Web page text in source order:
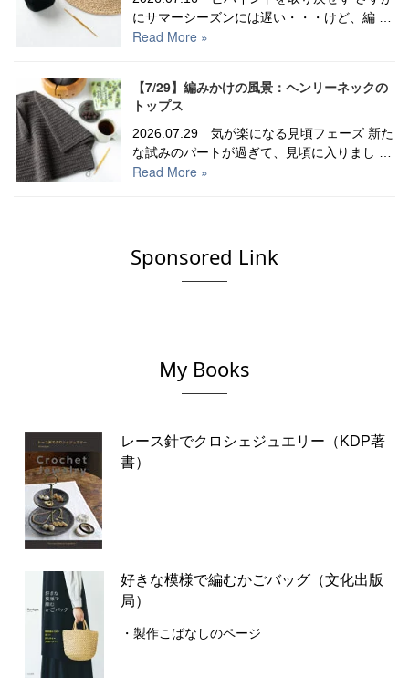
にサマーシーズンには遅い・・・けど、編 …
Read More »
【7/29】編みかけの風景：ヘンリーネックの
トップス
2026.07.29 気が楽になる見頃フェーズ 新た
な試みのパートが過ぎて、見頃に入りまし …
Read More »
Sponsored Link
My Books
レース針でクロシェジュエリー（KDP著
書）
好きな模様で編むかごバッグ（文化出版
局）
・製作こばなしのページ